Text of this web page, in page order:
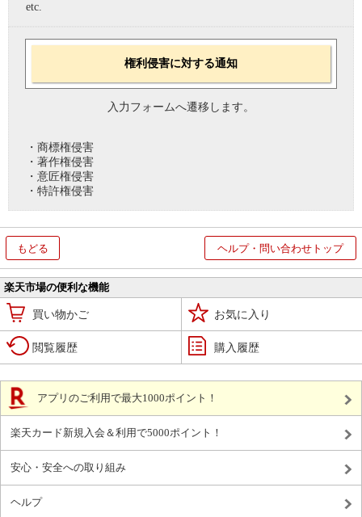
etc.
権利侵害に対する通知
入力フォームへ遷移します。
・商標権侵害
・著作権侵害
・意匠権侵害
・特許権侵害
もどる ヘルプ・問い合わせトップ
楽天市場の便利な機能
買い物かご お気に入り
閲覧履歴 購入履歴
アプリのご利用で最大1000ポイント！
楽天カード新規入会＆利用で5000ポイント！
安心・安全への取り組み
ヘルプ